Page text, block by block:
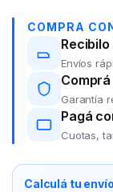
COMPRA
Envíos
Garantía
Pagá
Cuotas,
Calculá tu